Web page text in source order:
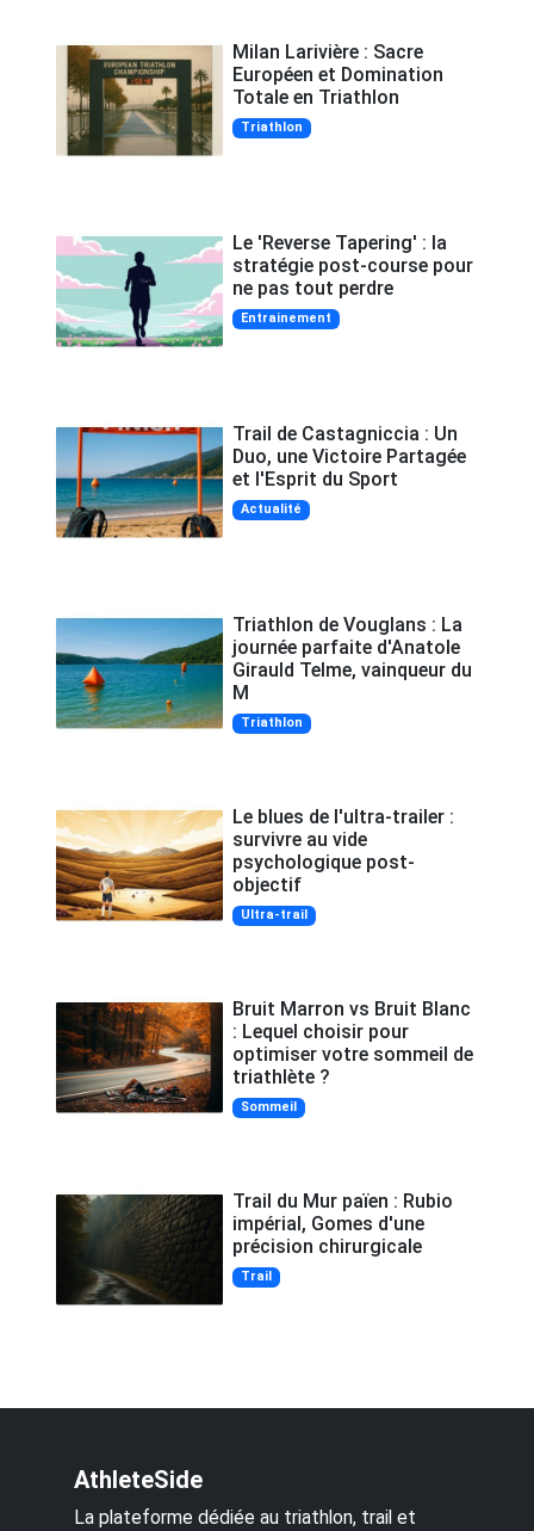
Milan Larivière : Sacre
Européen et Domination
Totale en Triathlon
Triathlon
Le 'Reverse Tapering' : la
stratégie post-course pour
ne pas tout perdre
Entrainement
Trail de Castagniccia : Un
Duo, une Victoire Partagée
et l'Esprit du Sport
Actualité
Triathlon de Vouglans : La
journée parfaite d'Anatole
Girauld Telme, vainqueur du
M
Triathlon
Le blues de l'ultra-trailer :
survivre au vide
psychologique post-
objectif
Ultra-trail
Bruit Marron vs Bruit Blanc
: Lequel choisir pour
optimiser votre sommeil de
triathlète ?
Sommeil
Trail du Mur païen : Rubio
impérial, Gomes d'une
précision chirurgicale
Trail
AthleteSide
La plateforme dédiée au triathlon, trail et